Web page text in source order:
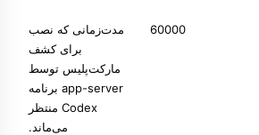
60000
مدت‌زمانی که نصب
برای کشف
مارکت‌پلیس توسط
app-server برنامه
Codex منتظر
می‌ماند.